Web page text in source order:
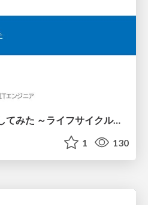
ITヒヤリハットを整理してみた ～ライフサイクルと原因から考える再発防止策～
1 130